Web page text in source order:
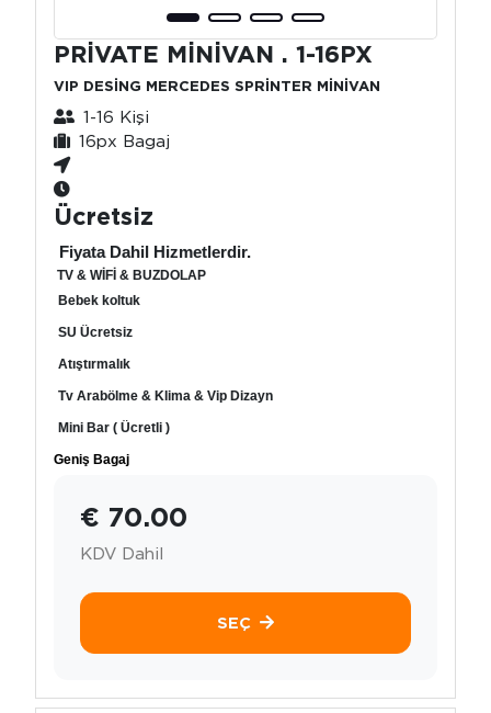
PRİVATE MİNİVAN . 1-16PX
VIP DESİNG MERCEDES SPRİNTER MİNİVAN
1-16 Kişi
16px Bagaj
Ücretsiz
Fiyata Dahil Hizmetlerdir.
TV & WİFİ & BUZDOLAP
Bebek koltuk
SU Ücretsiz
Atıştırmalık
Tv Arabölme & Klima & Vip Dizayn
Mini Bar ( Ücretli )
Geniş Bagaj
€ 70.00
KDV Dahil
SEÇ